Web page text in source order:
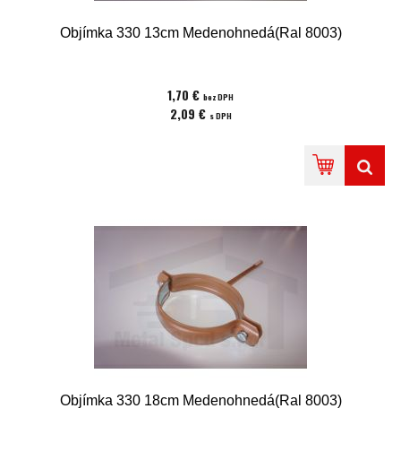
Objímka 330 13cm Medenohnedá(Ral 8003)
1,70 € bez DPH
2,09 € s DPH
Objímka 330 18cm Medenohnedá(Ral 8003)